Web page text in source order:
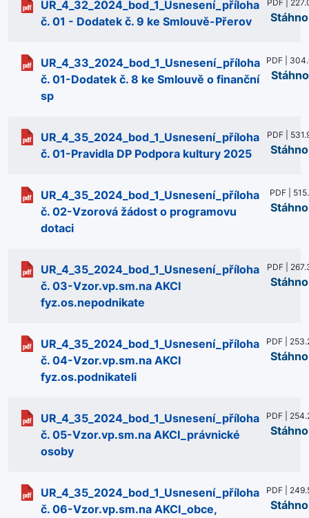
UR_4_32_2024_bod_1_Usnesení_příloha
č. 01 - Dodatek č. 9 ke Smlouvě-Přerov
PDF |
UR_4_33_2024_bod_1_Usnesení_příloha
č. 01-Dodatek č. 8 ke Smlouvě o finanční
sp
PDF |
UR_4_35_2024_bod_1_Usnesení_příloha
č. 01-Pravidla DP Podpora kultury 2025
PDF |
UR_4_35_2024_bod_1_Usnesení_příloha
č. 02-Vzorová žádost o programovu
dotaci
PDF |
UR_4_35_2024_bod_1_Usnesení_příloha
č. 03-Vzor.vp.sm.na AKCI
fyz.os.nepodnikate
PDF |
UR_4_35_2024_bod_1_Usnesení_příloha
č. 04-Vzor.vp.sm.na AKCI
fyz.os.podnikateli
PDF |
UR_4_35_2024_bod_1_Usnesení_příloha
č. 05-Vzor.vp.sm.na AKCI_právnické
osoby
PDF |
UR_4_35_2024_bod_1_Usnesení_příloha
č. 06-Vzor.vp.sm.na AKCI_obce,
PDF |